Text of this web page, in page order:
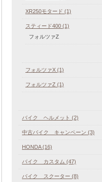
XR250モタード (1)
スティード400 (1)
フォルツァZ
フォルツァX (1)
フォルツァZ (1)
バイク ヘルメット (2)
中古バイク キャンペーン (3)
HONDA (16)
バイク カスタム (47)
バイク スクーター (8)